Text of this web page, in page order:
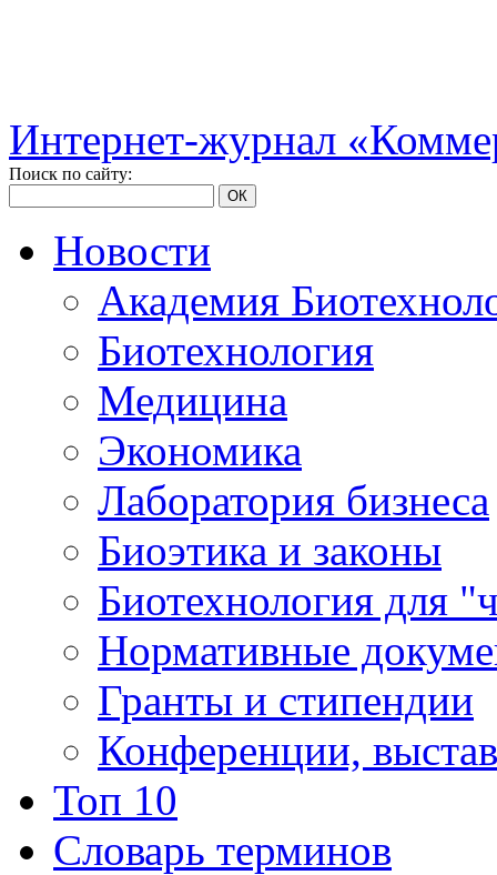
Интернет-журнал
Поиск по сайту:
ОК
Новости
Академия
Биотехнология
Медицина
Экономика
Лаборатория бизнеса
Биоэтика и законы
Биотехнология для
Нормативные
Гранты и стипендии
Конференции,
Топ 10
Словарь терминов